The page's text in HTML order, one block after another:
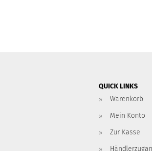
QUICK LINKS
Warenkorb
Mein Konto
Zur Kasse